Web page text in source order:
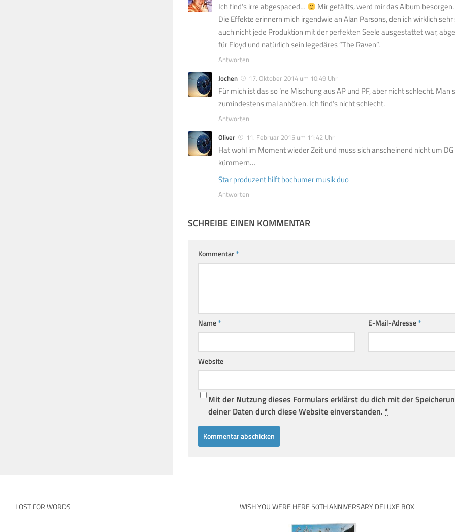
Ich find’s irre abgespaced…
Mir gefällts, werd mir das Album besorgen.
Die Effekte erinnern mich irgendwie an Alan Parsons, den ich wirklich
auch nicht jede Produktion mit der perfekten Seele ausgestattet war,
für Floyd und natürlich sein legedäres “The Raven”.
Antworten
Jochen
17. Oktober 2014 um 10:49 Uhr
Für mich ist das so ‘ne Mischung aus AP und PF, aber nicht schlecht. Man
zumindestens mal anhören. Ich find’s nicht schlecht.
Antworten
Oliver
11. Februar 2015 um 11:42 Uhr
Hat wohl im Moment wieder Zeit und muss sich anscheinend nicht um
kümmern…
Star produzent hilft bochumer musik duo
Antworten
SCHREIBE EINEN KOMMENTAR
Kommentar*
Name* E-Mail-Adresse*
Website
Mit der Nutzung dieses Formulars erklärst du dich mit der
deiner Daten durch diese Website einverstanden. *
LOST FOR WORDS WISH YOU WERE HERE 50TH ANNIVERSARY DELUXE BOX